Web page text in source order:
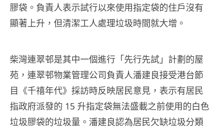
膠袋。負責人表示試行以來使用指定袋的住戶沒有
顯著上升，但清潔工人處理垃圾時間就大增。
柴灣連翠邨是其中一個進行「先行先試」計劃的屋
苑，連翠邨物業管理公司負責人潘建良接受港台節
目《千禧年代》採訪時反映居民意見，表示有居民
指政府派發的 15 升指定袋無法盛載之前使用的白色
垃圾膠袋的垃圾量。潘建良認為居民欠缺垃圾分類